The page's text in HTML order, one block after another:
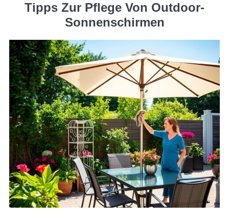
Tipps Zur Pflege Von Outdoor-
Sonnenschirmen